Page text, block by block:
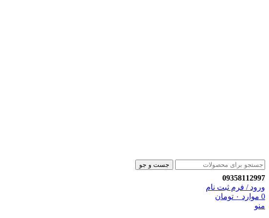
جست و جو
09358112997
ورود / فرم ثبت نام
0 موارد ۰ تومان
منو